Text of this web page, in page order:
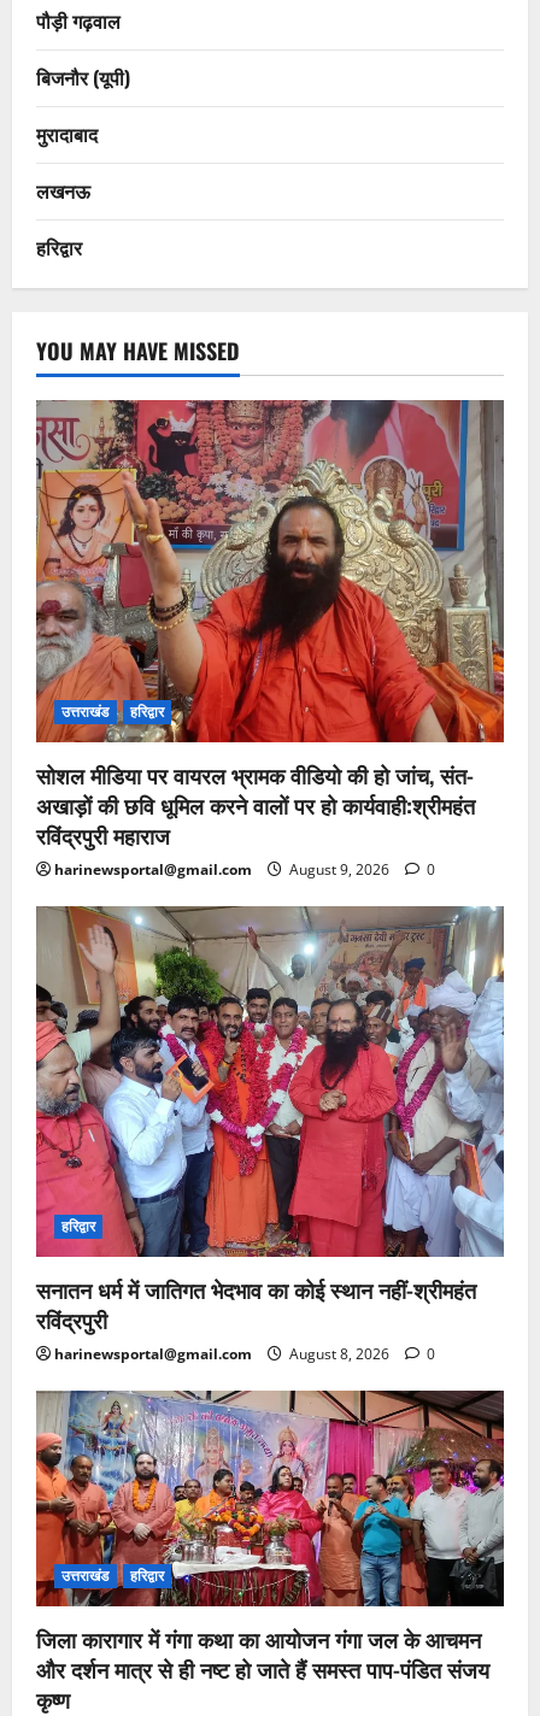
पौड़ी गढ़वाल
बिजनौर (यूपी)
मुरादाबाद
लखनऊ
हरिद्वार
YOU MAY HAVE MISSED
उत्तराखंड हरिद्वार
सोशल मीडिया पर वायरल भ्रामक वीडियो की हो जांच, संत-
अखाड़ों की छवि धूमिल करने वालों पर हो कार्यवाही:श्रीमहंत
रविंद्रपुरी महाराज
harinewsportal@gmail.com August 9, 2026 0
हरिद्वार
सनातन धर्म में जातिगत भेदभाव का कोई स्थान नहीं-श्रीमहंत
रविंद्रपुरी
harinewsportal@gmail.com August 8, 2026 0
उत्तराखंड हरिद्वार
जिला कारागार में गंगा कथा का आयोजन गंगा जल के आचमन
और दर्शन मात्र से ही नष्ट हो जाते हैं समस्त पाप-पंडित संजय
कृष्ण